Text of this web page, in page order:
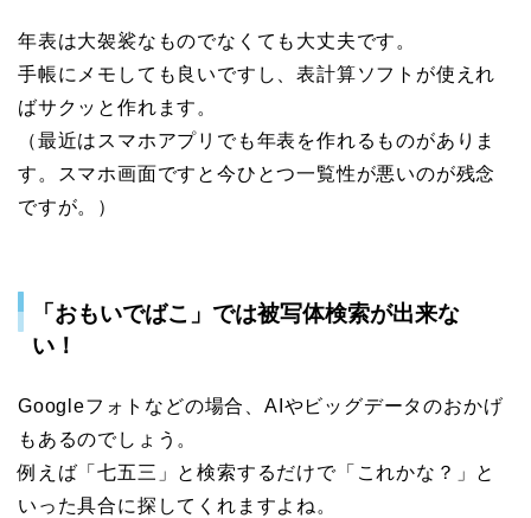
年表は大袈裟なものでなくても大丈夫です。
手帳にメモしても良いですし、表計算ソフトが使えれ
ばサクッと作れます。
（最近はスマホアプリでも年表を作れるものがありま
す。スマホ画面ですと今ひとつ一覧性が悪いのが残念
ですが。）
「おもいでばこ」では被写体検索が出来な
い！
Googleフォトなどの場合、AIやビッグデータのおかげ
もあるのでしょう。
例えば「七五三」と検索するだけで「これかな？」と
いった具合に探してくれますよね。